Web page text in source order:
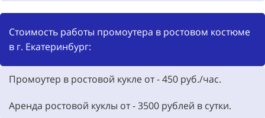
Стоимость работы промоутера в ростовом костюме
в г. Екатеринбург:
Промоутер в ростовой кукле от -450 руб./час.
Аренда ростовой куклы от -3500 рублей в сутки.